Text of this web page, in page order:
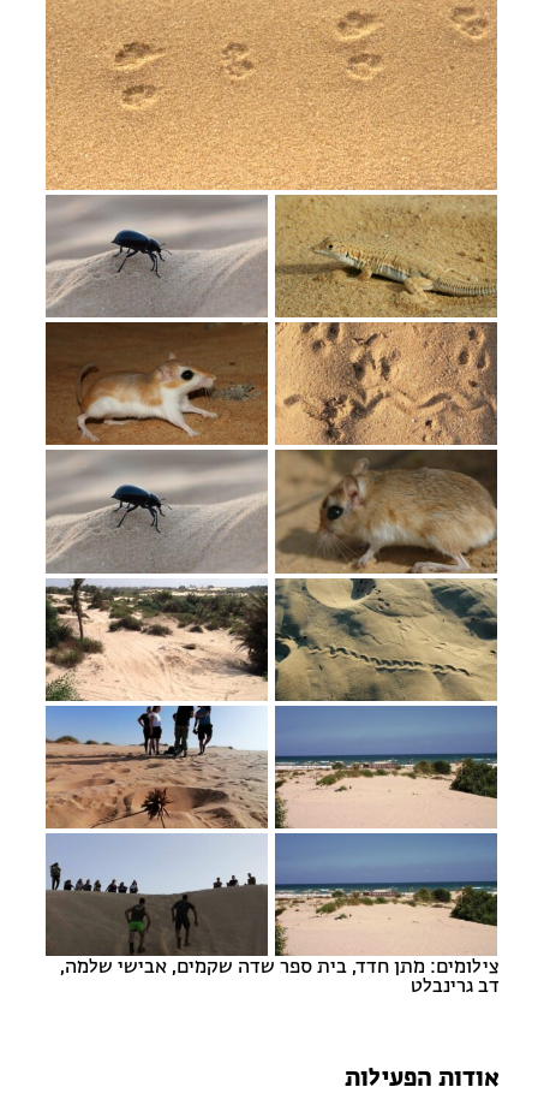
מחנות קיץ
מחנות קיץ
חופשות בבתי ספר שדה
ארץ אהבתי – קבוצות טיולים למבוגרים
צילומים: מתן חדד, בית ספר שדה שקמים, אבישי שלמה,
דב גרינבלט
אודות הפעילות